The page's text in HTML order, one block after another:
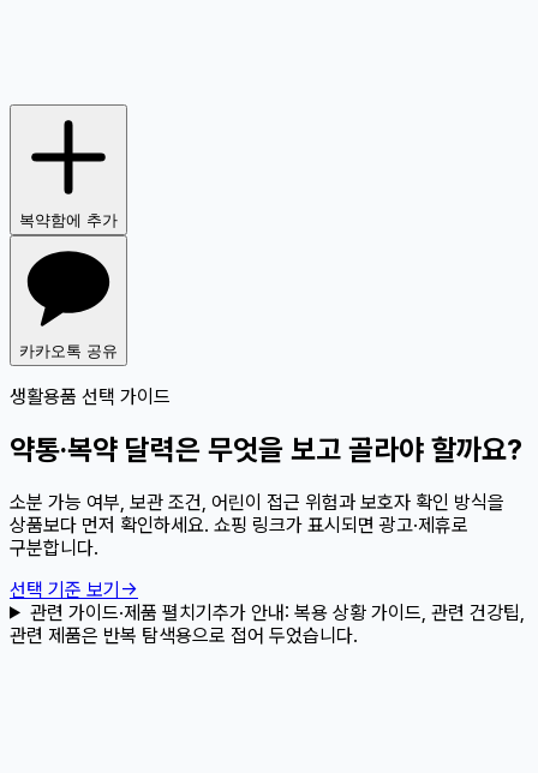
복약함에 추가
카카오톡 공유
생활용품 선택 가이드
약통·복약 달력은 무엇을 보고 골라야 할까요?
소분 가능 여부, 보관 조건, 어린이 접근 위험과 보호자 확인 방식을
상품보다 먼저 확인하세요. 쇼핑 링크가 표시되면 광고·제휴로
구분합니다.
선택 기준 보기 →
관련 가이드·제품 펼치기추가 안내: 복용 상황 가이드, 관련 건강팁,
관련 제품은 반복 탐색용으로 접어 두었습니다.